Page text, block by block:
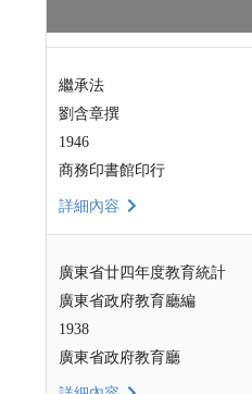
繼承法
劉含章撰
1946
商務印書館印行
詳細內容
廣東省廿四年度教育統計
廣東省政府教育廳編
1938
廣東省政府教育廳